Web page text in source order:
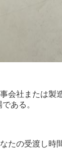
会社または製
ある。
たの受渡し時